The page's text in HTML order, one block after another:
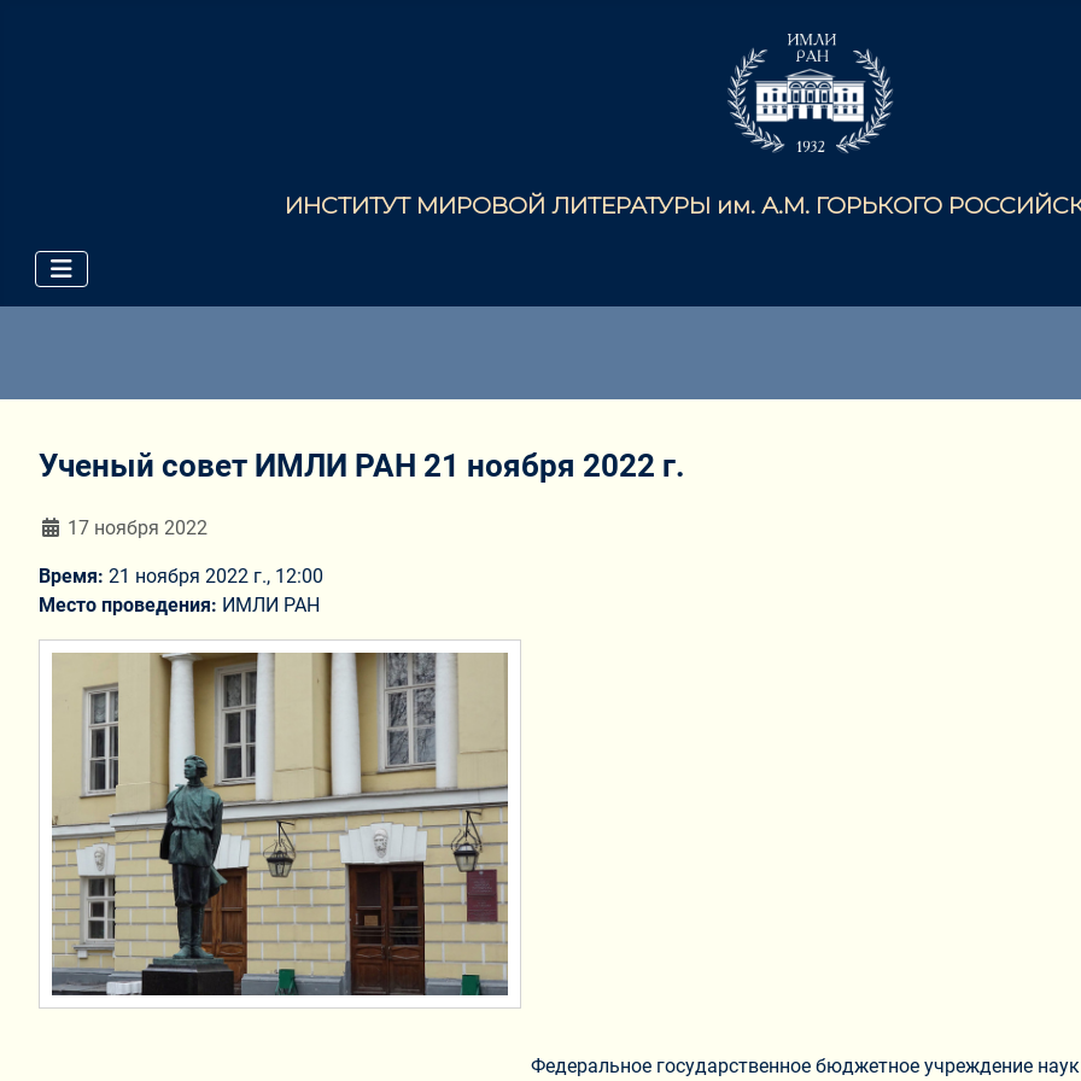
ИНСТИТУТ МИРОВОЙ ЛИТЕРАТУРЫ им. А.М. ГОРЬКОГО
Ученый совет ИМЛИ РАН 21 ноября 2022 г.
Информация о материале
17 ноября 2022
Время: 21 ноября 2022 г., 12:00
Место проведения: ИМЛИ РАН
Федеральное государственное бюджетное учреждение